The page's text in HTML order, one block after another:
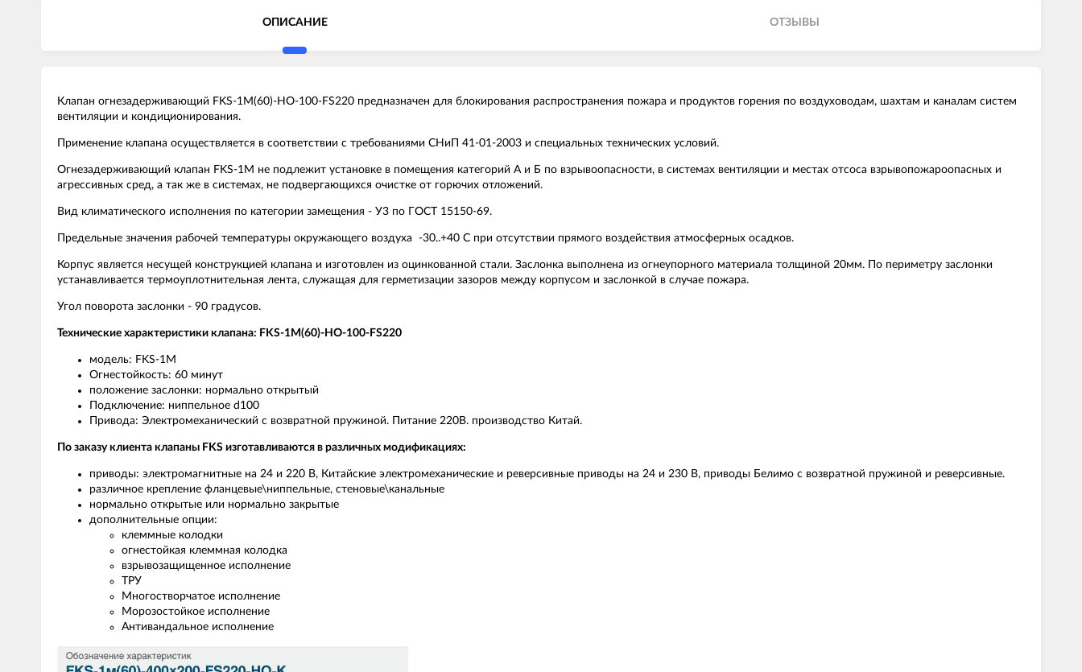
ОПИСАНИЕ ОТЗЫВЫ
Клапан огнезадерживающий FKS-1M(60)-НО-100-FS220 предназначен для блокирования распространения пожара и продуктов горения по воздуховодам, шахтам и каналам систем
вентиляции и кондиционирования.
Применение клапана осуществляется в соответствии с требованиями СНиП 41-01-2003 и специальных технических условий.
Огнезадерживающий клапан FKS-1M не подлежит установке в помещения категорий А и Б по взрывоопасности, в системах вентиляции и местах отсоса взрывопожароопасных и
агрессивных сред, а так же в системах, не подвергающихся очистке от горючих отложений.
Вид климатического исполнения по категории замещения - У3 по ГОСТ 15150-69.
Предельные значения рабочей температуры окружающего воздуха -30..+40 С при отсутствии прямого воздействия атмосферных осадков.
Корпус является несущей конструкцией клапана и изготовлен из оцинкованной стали. Заслонка выполнена из огнеупорного материала толщиной 20мм. По периметру заслонки
устанавливается термоуплотнительная лента, служащая для герметизации зазоров между корпусом и заслонкой в случае пожара.
Угол поворота заслонки - 90 градусов.
Технические характеристики клапана: FKS-1M(60)-HO-100-FS220
модель: FKS-1М
Огнестойкость: 60 минут
положение заслонки: нормально открытый
Подключение: ниппельное d100
Привода: Электромеханический с возвратной пружиной. Питание 220В. производство Китай.
По заказу клиента клапаны FKS изготавливаются в различных модификациях:
приводы: электромагнитные на 24 и 220 В, Китайские электромеханические и реверсивные приводы на 24 и 230 В, приводы Белимо с возвратной пружиной и реверсивные.
различное крепление фланцевые\ниппельные, стеновые\канальные
нормально открытые или нормально закрытые
дополнительные опции:
клеммные колодки
огнестойкая клеммная колодка
взрывозащищенное исполнение
ТРУ
Многостворчатое исполнение
Морозостойкое исполнение
Антивандальное исполнение